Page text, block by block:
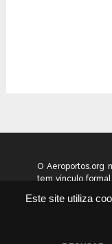
Este site utiliza
O Aeroportos.org
tem vínculo
como um guia
público geral. ©